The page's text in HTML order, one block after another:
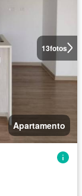
13fotos
Apartamento